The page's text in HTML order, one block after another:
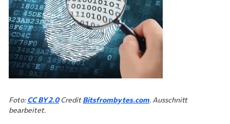
Foto:CC BY 2.0(öffnet in neuem Tab)
CreditBitsfrombytes.com(öffnet in neuem Tab)
. Ausschnitt
bearbeitet.